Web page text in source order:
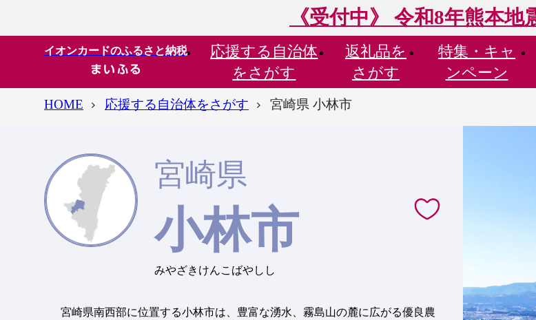
《受付中》 令和8年熊本地
イオンカードのふるさと納税 応援する 自治体
をさがす
返礼品を
さがす
特集・ キャ
ンペーン
HOME
応援する自治体をさがす 宮崎県 小林市
宮崎県
小林市
みやざきけんこばやしし
宮崎県南西部に位置する小林市は、豊富な湧水、霧島山の麓に広がる優良農